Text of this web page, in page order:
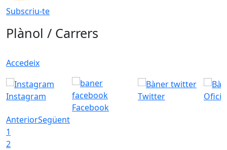
Subscriu-te
Plànol / Carrers
Accedeix
Instagram
Facebook
Twitter
AnteriorSegüent
1
2